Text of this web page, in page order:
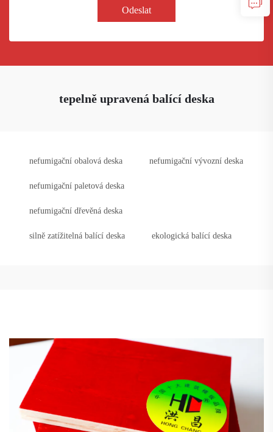
Odeslat
tepelně upravená balící deska
nefumigační obalová deska nefumigační vývozní deska
nefumigační paletová deska
nefumigační dřevěná deska
silně zatížitelná balící deska ekologická balící deska